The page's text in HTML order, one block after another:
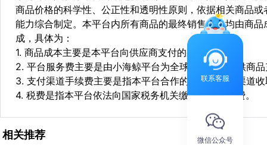
商品价格的科学性、公正性和透明性原则，依据相关商品
能力综合制定。本平台内所有商品的最终销售价格均由商
成，具体为：
1. 商品成本主要是本平台向供应商支付的采购成本；
2. 平台服务费主要是由小海鲸平台为全球华人用户提供商
3. 支付渠道手续费主要是指本平台合作的第三方支付渠道
4. 税费是指本平台依法向国家税务机关缴纳的各项税费。
相关推荐
联系客服
微信公众号